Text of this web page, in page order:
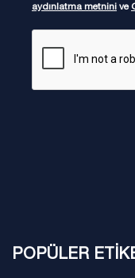
aydınlatma metnini ve
POPÜLER